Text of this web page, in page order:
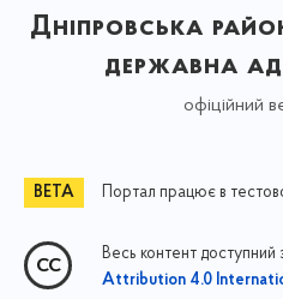
Дніпровська
державна
офіційний
Портал працює в
Весь контент доступний
Attribution 4.0